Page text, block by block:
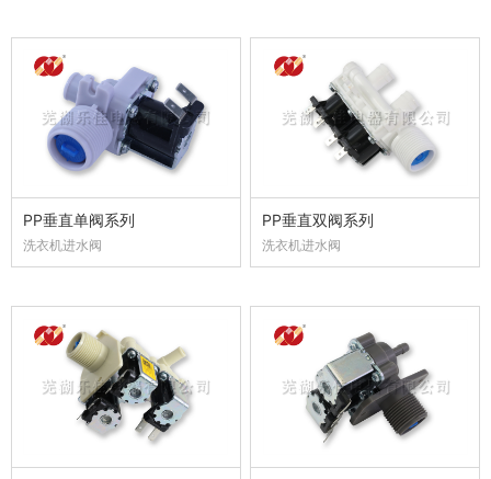
PP垂直单阀系列
洗衣机进水阀
PP垂直双阀系列
洗衣机进水阀